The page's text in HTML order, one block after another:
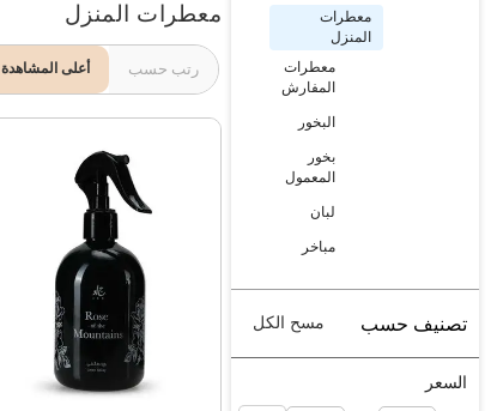
معطرات
المنزل
معطرات
المفارش
البخور
بخور
المعمول
لبان
مباخر
تصنيف حسب مسح الكل
السعر
معطرات المنزل
رتب حسب أعلى المشاهدة